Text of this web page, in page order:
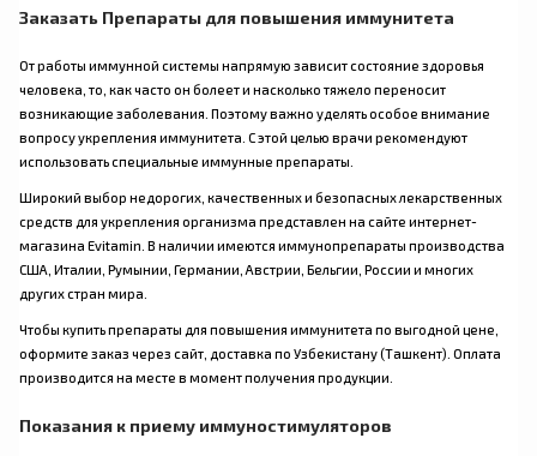
Заказать Препараты для повышения иммунитета
От работы иммунной системы напрямую зависит состояние здоровья
человека, то, как часто он болеет и насколько тяжело переносит
возникающие заболевания. Поэтому важно уделять особое внимание
вопросу укрепления иммунитета. С этой целью врачи рекомендуют
использовать специальные иммунные препараты.
Широкий выбор недорогих, качественных и безопасных лекарственных
средств для укрепления организма представлен на сайте интернет-
магазина Evitamin. В наличии имеются иммунопрепараты производства
США, Италии, Румынии, Германии, Австрии, Бельгии, России и многих
других стран мира.
Чтобы купить препараты для повышения иммунитета по выгодной цене,
оформите заказ через сайт, доставка по Узбекистану (Ташкент). Оплата
производится на месте в момент получения продукции.
Показания к приему иммуностимуляторов